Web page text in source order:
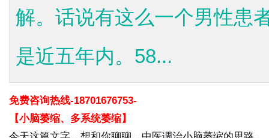
解。话说有这么一个男性患
是近五年内。58...
免费咨询热线-18701676753-
【小脑萎缩、多系统萎缩】